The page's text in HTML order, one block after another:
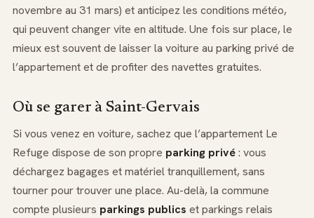
novembre au 31 mars) et anticipez les conditions météo,
qui peuvent changer vite en altitude. Une fois sur place, le
mieux est souvent de laisser la voiture au parking privé de
l’appartement et de profiter des navettes gratuites.
Où se garer à Saint-Gervais
Si vous venez en voiture, sachez que l’appartement Le
Refuge dispose de son propre parking privé: vous
déchargez bagages et matériel tranquillement, sans
tourner pour trouver une place. Au-delà, la commune
compte plusieurs parkings publics et parkings relais